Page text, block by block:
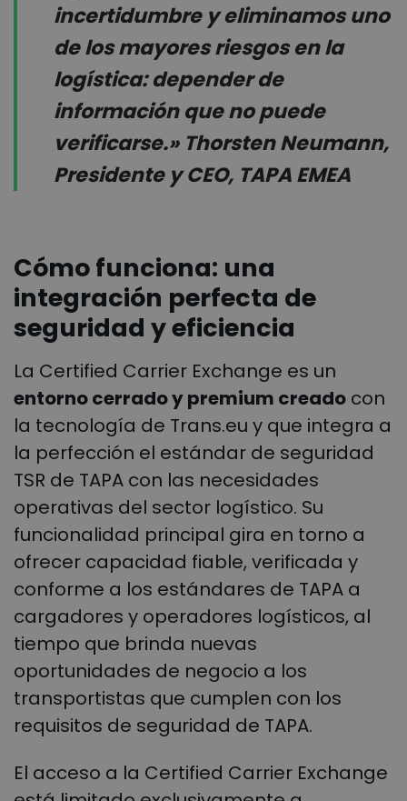
incertidumbre y eliminamos uno
de los mayores riesgos en la
logística: depender de
información que no puede
verificarse.» Thorsten Neumann,
Presidente y CEO, TAPA EMEA
Cómo funciona: una
integración perfecta de
seguridad y eficiencia
La Certified Carrier Exchange es un
entorno cerrado y premium creado con
la tecnología de Trans.eu y que integra a
la perfección el estándar de seguridad
TSR de TAPA con las necesidades
operativas del sector logístico. Su
funcionalidad principal gira en torno a
ofrecer capacidad fiable, verificada y
conforme a los estándares de TAPA a
cargadores y operadores logísticos, al
tiempo que brinda nuevas
oportunidades de negocio a los
transportistas que cumplen con los
requisitos de seguridad de TAPA.
El acceso a la Certified Carrier Exchange